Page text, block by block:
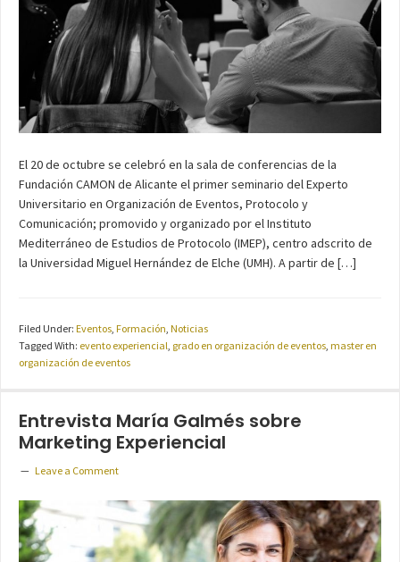
El 20 de octubre se celebró en la sala de conferencias de la
Fundación CAMON de Alicante el primer seminario del Experto
Universitario en Organización de Eventos, Protocolo y
Comunicación; promovido y organizado por el Instituto
Mediterráneo de Estudios de Protocolo (IMEP), centro adscrito de
la Universidad Miguel Hernández de Elche (UMH). A partir de […]
Filed Under: Eventos, Formación, Noticias
Tagged With: evento experiencial, grado en organización de eventos, master en
organización de eventos
Entrevista María Galmés sobre
Marketing Experiencial
Leave a Comment